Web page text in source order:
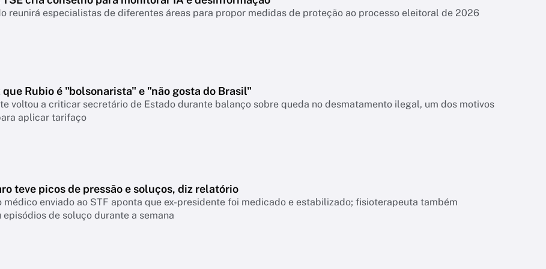
reunirá especialistas de diferentes áreas para propor medidas de proteção ao processo eleitoral de 2026
que Rubio é "bolsonarista" e "não gosta do Brasil"
voltou a criticar secretário de Estado durante balanço sobre queda no desmatamento ilegal, um dos motivos
aplicar tarifaço
teve picos de pressão e soluços, diz relatório
médico enviado ao STF aponta que ex-presidente foi medicado e estabilizado; fisioterapeuta também
episódios de soluço durante a semana